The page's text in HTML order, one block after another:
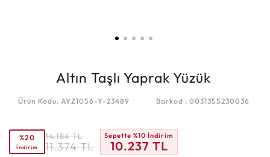
Altın Taşlı Yaprak Yüzük
Ürün Kodu: AYZ1056-Y-23489 Barkod : 0031355230036
%20
İndirim
14.184 TL
11.374 TL
Sepette %10 İndirim
10.237 TL